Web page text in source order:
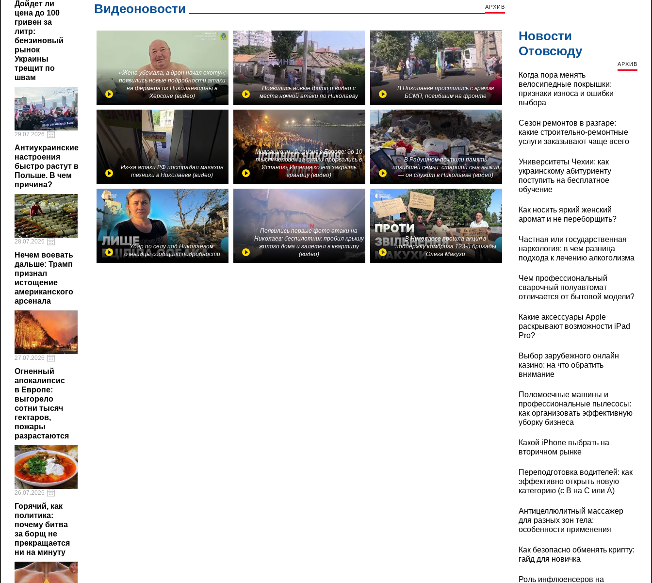
Дойдет ли
цена до 100
гривен за
литр:
бензиновый
рынок
Украины
трещит по
швам
29.07.2026
Антиукраинские
настроения
быстро растут в
Польше. В чем
причина?
28.07.2026
Нечем воевать
дальше: Трамп
признал
истощение
американского
арсенала
27.07.2026
Огненный
апокалипсис
в Европе:
выгорело
сотни тысяч
гектаров,
пожары
разрастаются
26.07.2026
Горячий, как
политика:
почему битва
за борщ не
прекращается
ни на минуту
Видеоновости АРХИВ
«Жена убежала, а дрон начал охоту»:
появились новые подробности атаки
на фермера из Николаевщины в
Херсоне (видео)
Появились новые фото и видео с
места ночной атаки по Николаеву
В Николаеве простились с врачом
БСМП, погибшим на фронте
Из-за атаки РФ пострадал магазин
техники в Николаеве (видео)
Миграционный кризис в Европе: до 10
тысяч человек за сутки прорвались в
Испанию, Италия хочет закрыть
границу (видео)
В Радушном почтили память
погибшей семьи: старший сын выжил
— он служит в Николаеве (видео)
Удар по селу под Николаевом:
очевидцы сообщили подробности
Появились первые фото атаки на
Николаев: беспилотник пробил крышу
жилого дома и залетел в квартиру
(видео)
В Николаеве прошла акция в
поддержку комбрига 123-й бригады
Олега Макухи
Новости
Отовсюду
АРХИВ
Когда пора менять
велосипедные покрышки:
признаки износа и ошибки
выбора
Сезон ремонтов в разгаре:
какие строительно-ремонтные
услуги заказывают чаще всего
Университеты Чехии: как
украинскому абитуриенту
поступить на бесплатное
обучение
Как носить яркий женский
аромат и не переборщить?
Частная или государственная
наркология: в чем разница
подхода к лечению алкоголизма
Чем профессиональный
сварочный полуавтомат
отличается от бытовой модели?
Какие аксессуары Apple
раскрывают возможности iPad
Pro?
Выбор зарубежного онлайн
казино: на что обратить
внимание
Поломоечные машины и
профессиональные пылесосы:
как организовать эффективную
уборку бизнеса
Какой iPhone выбрать на
вторичном рынке
Переподготовка водителей: как
эффективно открыть новую
категорию (с B на C или А)
Антицеллюлитный массажер
для разных зон тела:
особенности применения
Как безопасно обменять крипту:
гайд для новичка
Роль инфлюенсеров на